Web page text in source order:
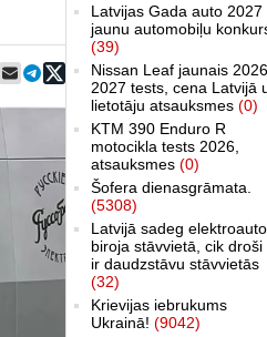
Latvijas Gada auto 2027
jaunu automobiļu
(39)
Nissan Leaf jaunais
2027 tests, cena Latvijā
lietotāju atsauksmes (0)
KTM 390 Enduro R
motocikla tests 2026,
atsauksmes (0)
Šofera dienasgrāmata.
(5308)
Latvijā sadeg elektroauto
biroja stāvvietā, cik droši
ir daudzstāvu stāvvietās
(32)
Krievijas iebrukums
Ukrainā! (9042)